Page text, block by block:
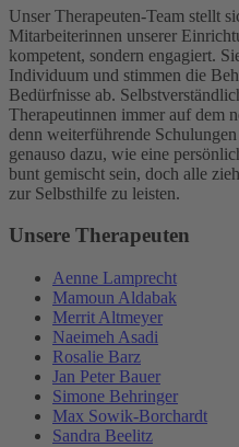
Unser Therapeuten-Team stellt
Mitarbeiterinnen unserer
kompetent, sondern engagiert.
Individuum und stimmen die
Bedürfnisse ab.
Therapeutinnen immer auf dem
denn weiterführende
genauso dazu, wie eine
bunt gemischt sein, doch alle
zur Selbsthilfe zu leisten.
Unsere Therapeuten
Aenne Lamprecht
Mamoun Aldabak
Merrit Altmeyer
Naeimeh Asadi
Rosalie Barz
Jan Peter Bauer
Simone Behringer
Max Sowik-Borchardt
Sandra Beelitz